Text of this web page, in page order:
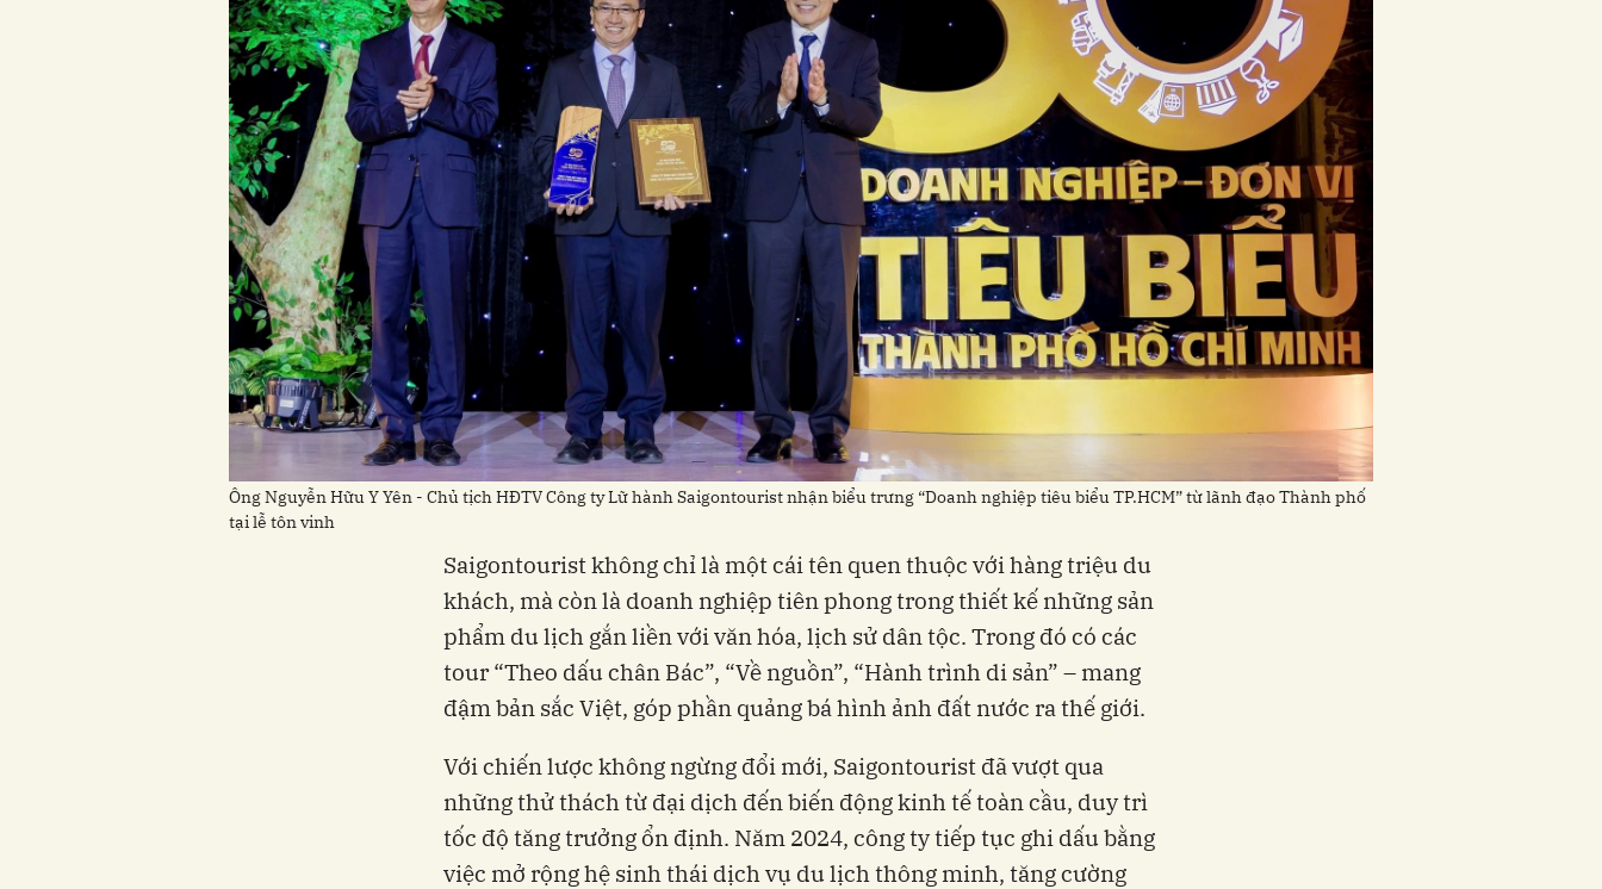
Ông Nguyễn Hữu Y Yên - Chủ tịch HĐTV Công ty Lữ hành Saigontourist nhận biểu trưng “Doanh nghiệp tiêu biểu TP.HCM” từ lãnh đạo Thành phố
tại lễ tôn vinh
Saigontourist không chỉ là một cái tên quen thuộc với hàng triệu du
khách, mà còn là doanh nghiệp tiên phong trong thiết kế những sản
phẩm du lịch gắn liền với văn hóa, lịch sử dân tộc. Trong đó có các
tour “Theo dấu chân Bác”, “Về nguồn”, “Hành trình di sản” – mang
đậm bản sắc Việt, góp phần quảng bá hình ảnh đất nước ra thế giới.
Với chiến lược không ngừng đổi mới, Saigontourist đã vượt qua
những thử thách từ đại dịch đến biến động kinh tế toàn cầu, duy trì
tốc độ tăng trưởng ổn định. Năm 2024, công ty tiếp tục ghi dấu bằng
việc mở rộng hệ sinh thái dịch vụ du lịch thông minh, tăng cường